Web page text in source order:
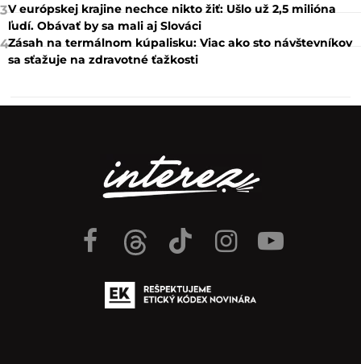
3V európskej krajine nechce nikto žiť: Ušlo už 2,5 milióna
ľudí. Obávať by sa mali aj Slováci
4Zásah na termálnom kúpalisku: Viac ako sto návštevníkov
sa sťažuje na zdravotné ťažkosti